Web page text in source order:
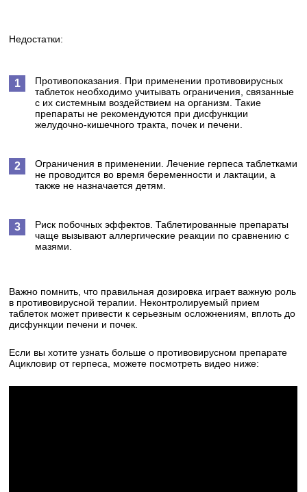
Недостатки:
Противопоказания. При применении противовирусных
таблеток необходимо учитывать ограничения, связанные
с их системным воздействием на организм. Такие
препараты не рекомендуются при дисфункции
желудочно-кишечного тракта, почек и печени.
Ограничения в применении. Лечение герпеса таблетками
не проводится во время беременности и лактации, а
также не назначается детям.
Риск побочных эффектов. Таблетированные препараты
чаще вызывают аллергические реакции по сравнению с
мазями.
Важно помнить, что правильная дозировка играет важную роль
в противовирусной терапии. Неконтролируемый прием
таблеток может привести к серьезным осложнениям, вплоть до
дисфункции печени и почек.
Если вы хотите узнать больше о противовирусном препарате
Ацикловир от герпеса, можете посмотреть видео ниже: